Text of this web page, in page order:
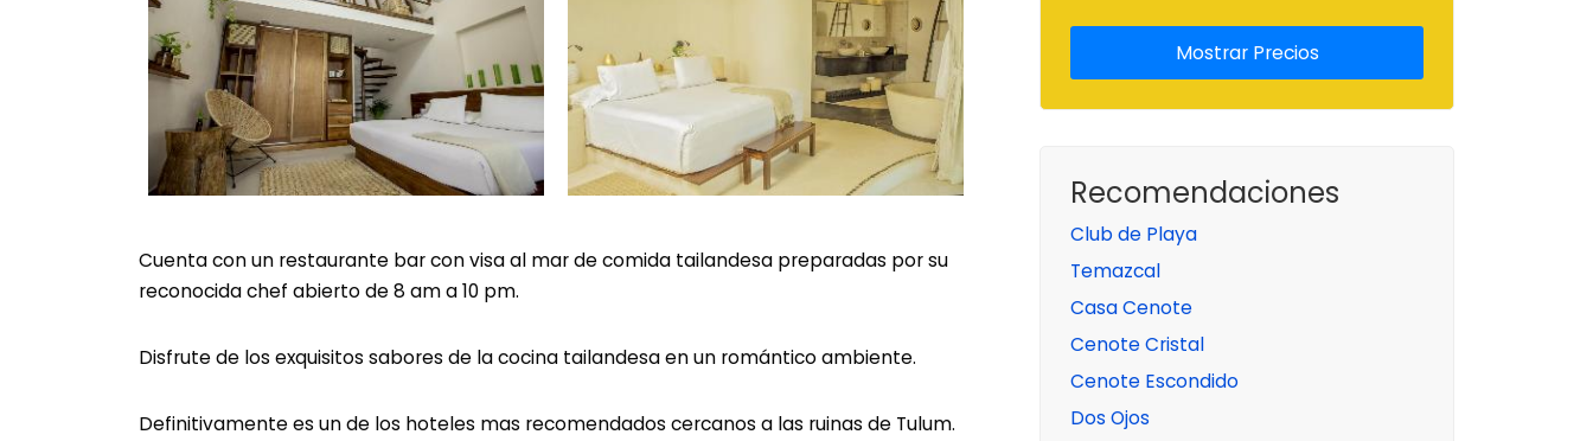
Cuenta con un restaurante bar con visa al mar de comida tailandesa preparadas por su
reconocida chef abierto de 8 am a 10 pm.
Disfrute de los exquisitos sabores de la cocina tailandesa en un romántico ambiente.
Definitivamente es un de los hoteles mas recomendados cercanos a las ruinas de Tulum.
Recomendaciones
Club de Playa
Temazcal
Casa Cenote
Cenote Cristal
Cenote Escondido
Dos Ojos